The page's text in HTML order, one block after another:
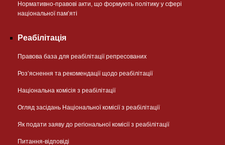
Нормативно-правові акти, що формують політику у сфері
національної памʼяті
Реабілітація
Правова база для реабілітації репресованих
Розʼяснення та рекомендації щодо реабілітації
Національна комісія з реабілітації
Огляд засідань Національної комісії з реабілітації
Як подати заяву до регіональної комісії з реабілітації
Питання-відповіді